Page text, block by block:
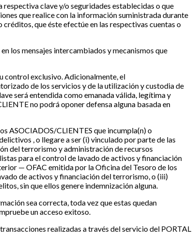
clave y/o seguridades establecidas o que
que realice con la información suministrada durante
que éste efectúe en las respectivas cuentas o
los mensajes intercambiados y mecanismos que
control exclusivo. Adicionalmente, el
de los servicios y de la utilización y custodia de
será entendida como emanada válida, legítima y
no podrá oponer defensa alguna basada en
ASOCIADOS/CLIENTES que incumpla(n) o
, o llegare a ser (i) vinculado por parte de las
del terrorismo y administración de recursos
para el control de lavado de activos y financiación
— OFAC emitida por la Oficina del Tesoro de los
de activos y financiación del terrorismo, o (iii)
sin que ellos genere indemnización alguna.
sea correcta, toda vez que estas quedan
un acceso exitoso.
realizadas a través del servicio del PORTAL